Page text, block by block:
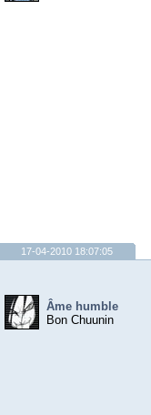
17-04-2010 18:07:05
Âme humble
Bon Chuunin